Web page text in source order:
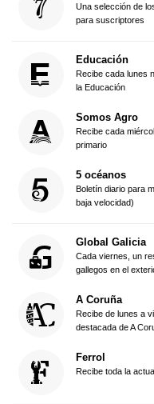
Una selección de
para suscriptores
Educación
Recibe cada lunes
la Educación
Somos Agro
Recibe cada
primario
5 océanos
Boletín diario para
baja velocidad)
Global Galicia
Cada viernes, un
gallegos en el
A Coruña
Recibe de lunes a
destacada de A
Ferrol
Recibe toda la